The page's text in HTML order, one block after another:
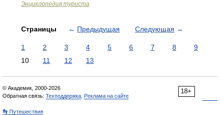
Энциклопедия туриста
Страницы ← Предыдущая Следующая →
1 2 3 4 5 6 7 8
9
10
11 12 13
18+
© Академик, 2000-2026
Обратная связь: Техподдержка Реклама на сайте
👣 Путешествия